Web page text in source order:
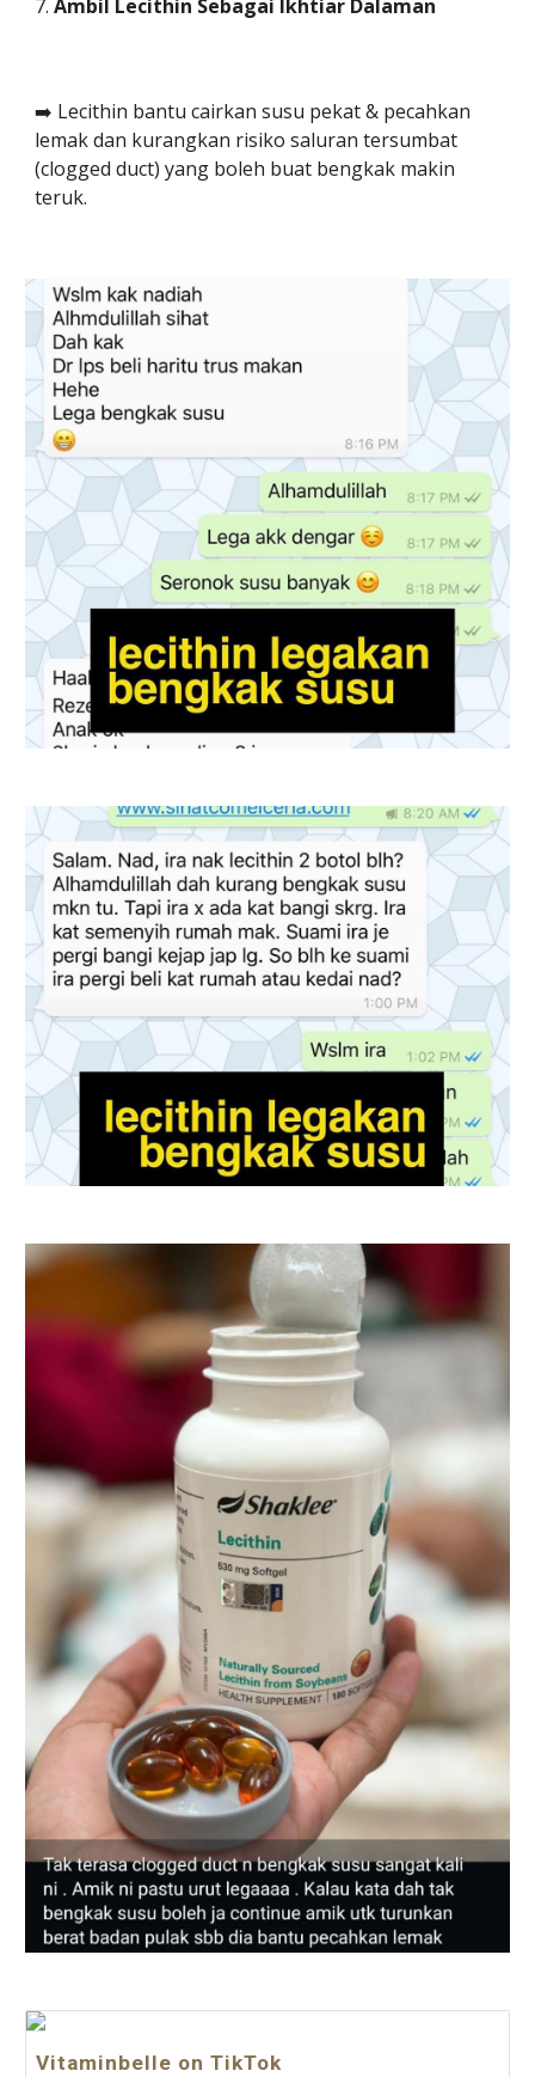
7.Ambil Lecithin Sebagai Ikhtiar Dalaman
➡️ Lecithin bantu cairkan susu pekat & pecahkan
lemak dan kurangkan risiko saluran tersumbat
(clogged duct) yang boleh buat bengkak makin
teruk.
Vitaminbelle on TikTok